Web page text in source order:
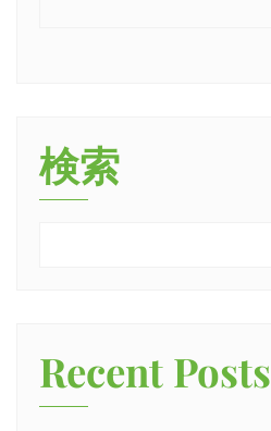
検索
Recent Posts